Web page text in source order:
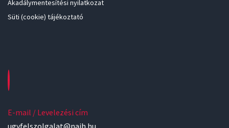
Akadálymentesítési nyilatkozat
Süti (cookie) tájékoztató
E-mail / Levelezési cím